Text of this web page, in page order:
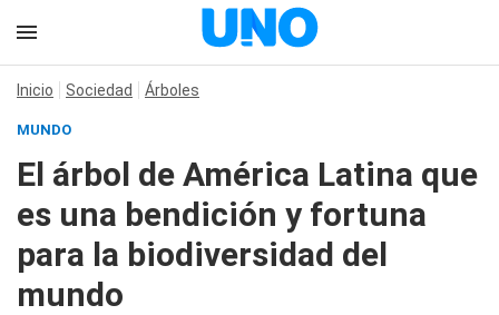
Inicio Sociedad Árboles
MUNDO
El árbol de América Latina que
es una bendición y fortuna
para la biodiversidad del
mundo